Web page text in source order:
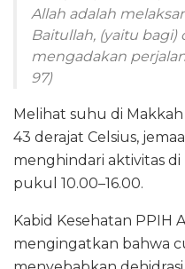
Allah adalah
Baitullah, (yaitu
mengadakan
97)
Melihat suhu di
43 derajat Celsius,
menghindari aktivitas
pukul 10.00–16.00.
Kabid Kesehatan PPIH
mengingatkan bahwa